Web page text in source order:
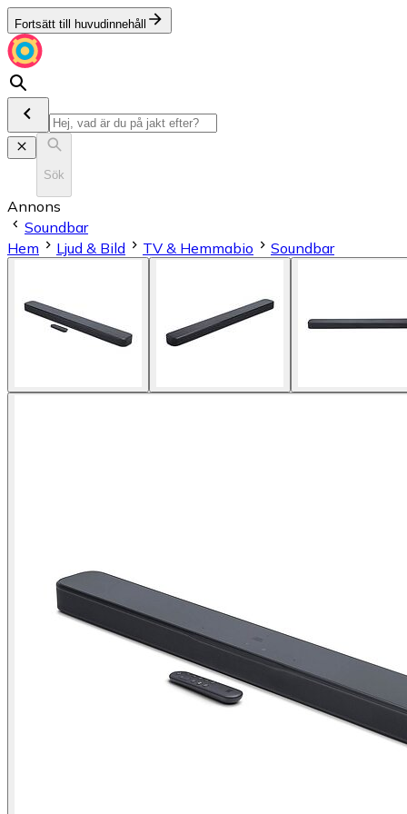
Fortsätt till huvudinnehåll
Sök
Annons
Soundbar
Hem
Ljud & Bild TV & Hemmabio Soundbar